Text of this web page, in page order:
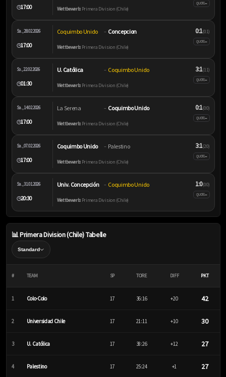
🕒17:00 Wettbewerb:Primera Division (Chile)
QUOTE–
Sa., 28.02.2026
🕒17:00
Coquimbo Unido – Concepcion
Wettbewerb:Primera Division (Chile)
0:1(0:1)
QUOTE–
So., 22.02.2026
🕒01:30
U. Católica – Coquimbo Unido
Wettbewerb:Primera Division (Chile)
3:1(1:1)
QUOTE–
Sa., 14.02.2026
🕒17:00
La Serena – Coquimbo Unido
Wettbewerb:Primera Division (Chile)
0:1(0:0)
QUOTE–
Sa., 07.02.2026
🕒17:00
Coquimbo Unido – Palestino
Wettbewerb:Primera Division (Chile)
3:1(2:0)
QUOTE–
Sa., 31.01.2026
🕒20:30
Univ. Concepción – Coquimbo Unido
Wettbewerb:Primera Division (Chile)
1:0(0:0)
QUOTE–
📊 Primera Division (Chile) Tabelle
# TEAM SP TORE DIFF PKT
1 Colo-Colo 17 36:16 +20 42
2 Universidad Chile 17 21:11 +10 30
3 U. Católica 17 38:26 +12 27
4 Palestino 17 25:24 +1 27